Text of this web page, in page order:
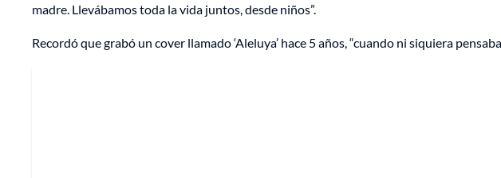
madre. Llevábamos toda la vida juntos, desde niños”.
Recordó que grabó un cover llamado ‘Aleluya’ hace 5 años, “cuando ni siquiera